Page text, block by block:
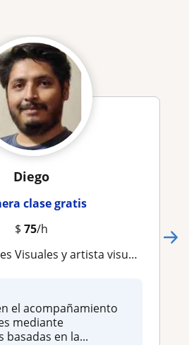
Diego
clase gratis
$ 75/h
de 8 años de experiencia en educación superior y Bachillerato Internacional IB
el acompañamiento
mediante
basadas en la...